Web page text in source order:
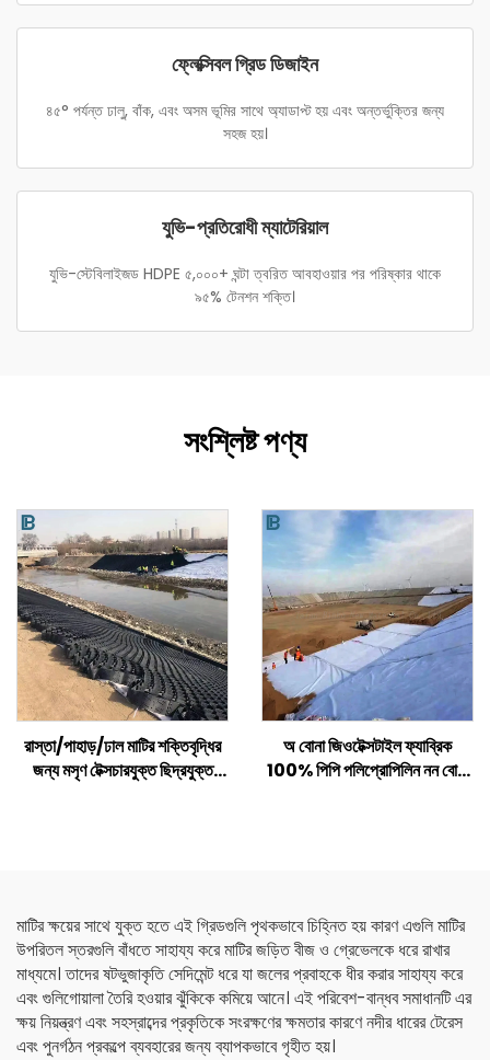
ফ্লেক্সিবল গ্রিড ডিজাইন
৪৫° পর্যন্ত ঢালু, বাঁক, এবং অসম ভূমির সাথে অ্যাডাপ্ট হয় এবং অন্তর্ভুক্তির জন্য
সহজ হয়।
যুভি-প্রতিরোধী ম্যাটেরিয়াল
যুভি-স্টেবিলাইজড HDPE ৫,০০০+ ঘন্টা ত্বরিত আবহাওয়ার পর পরিষ্কার থাকে
৯৫% টেনশন শক্তি।
সংশ্লিষ্ট পণ্য
রাস্তা/পাহাড়/ঢাল মাটির শক্তিবৃদ্ধির
জন্য মসৃণ টেক্সচারযুক্ত ছিদ্রযুক্ত
অ বোনা জিওটেক্সটাইল ফ্যাব্রিক
100% পিপি পলিপ্রোপিলিন নন বোনা
মাটির ক্ষয়ের সাথে যুক্ত হতে এই গ্রিডগুলি পৃথকভাবে চিহ্নিত হয় কারণ এগুলি মাটির
উপরিতল স্তরগুলি বাঁধতে সাহায্য করে মাটির জড়িত বীজ ও গ্রেভেলকে ধরে রাখার
মাধ্যমে। তাদের ষটভুজাকৃতি সেদিমেন্ট ধরে যা জলের প্রবাহকে ধীর করার সাহায্য করে
এবং গুলিগোয়ালা তৈরি হওয়ার ঝুঁকিকে কমিয়ে আনে। এই পরিবেশ-বান্ধব সমাধানটি এর
ক্ষয় নিয়ন্ত্রণ এবং সহস্রাব্দের প্রকৃতিকে সংরক্ষণের ক্ষমতার কারণে নদীর ধারের টেরেস
এবং পুনর্গঠন প্রকল্পে ব্যবহারের জন্য ব্যাপকভাবে গৃহীত হয়।